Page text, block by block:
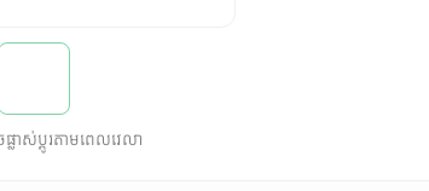
ាស់ប្តូរតាមពេលវេលា